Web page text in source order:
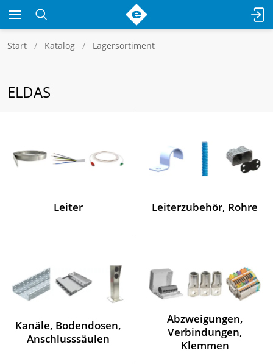
Start Katalog Lagersortiment
ELDAS
Leiter Leiterzubehör, Rohre
Kanäle, Bodendosen,
Anschlusssäulen
Abzweigungen,
Verbindungen,
Klemmen